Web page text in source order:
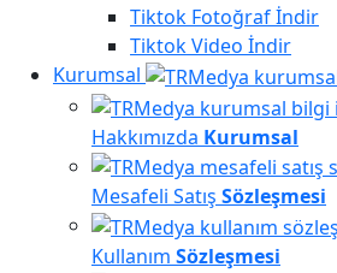
Tiktok Fotoğraf İndir
TiktokVideo İndir
Kurumsal
Hakkımızda Kurumsal
Mesafeli Satış Sözleşmesi
Kullanım Sözleşmesi